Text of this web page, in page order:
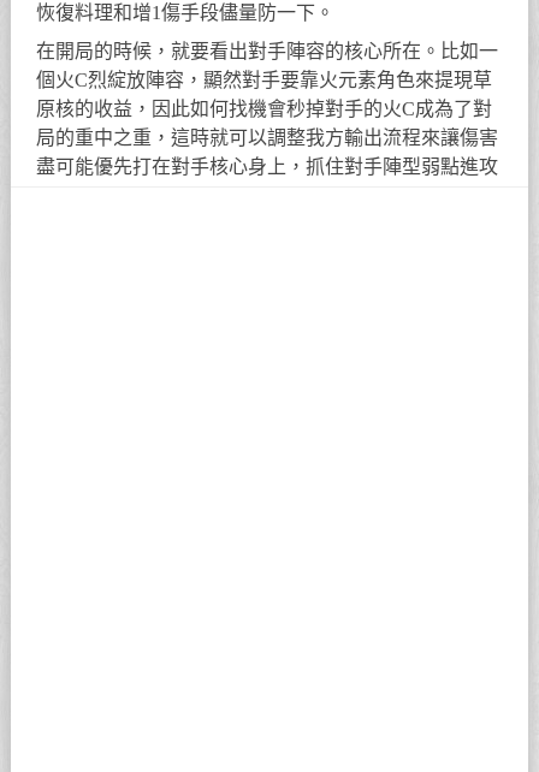
恢復料理和增1傷手段儘量防一下。
在開局的時候，就要看出對手陣容的核心所在。比如一
個火C烈綻放陣容，顯然對手要靠火元素角色來提現草
原核的收益，因此如何找機會秒掉對手的火C成為了對
局的重中之重，這時就可以調整我方輸出流程來讓傷害
盡可能優先打在對手核心身上，抓住對手陣型弱點進攻